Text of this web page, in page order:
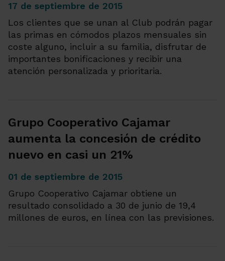
17 de septiembre de 2015
Los clientes que se unan al Club podrán pagar
las primas en cómodos plazos mensuales sin
coste alguno, incluir a su familia, disfrutar de
importantes bonificaciones y recibir una
atención personalizada y prioritaria.
Grupo Cooperativo Cajamar
aumenta la concesión de crédito
nuevo en casi un 21%
01 de septiembre de 2015
Grupo Cooperativo Cajamar obtiene un
resultado consolidado a 30 de junio de 19,4
millones de euros, en línea con las previsiones.